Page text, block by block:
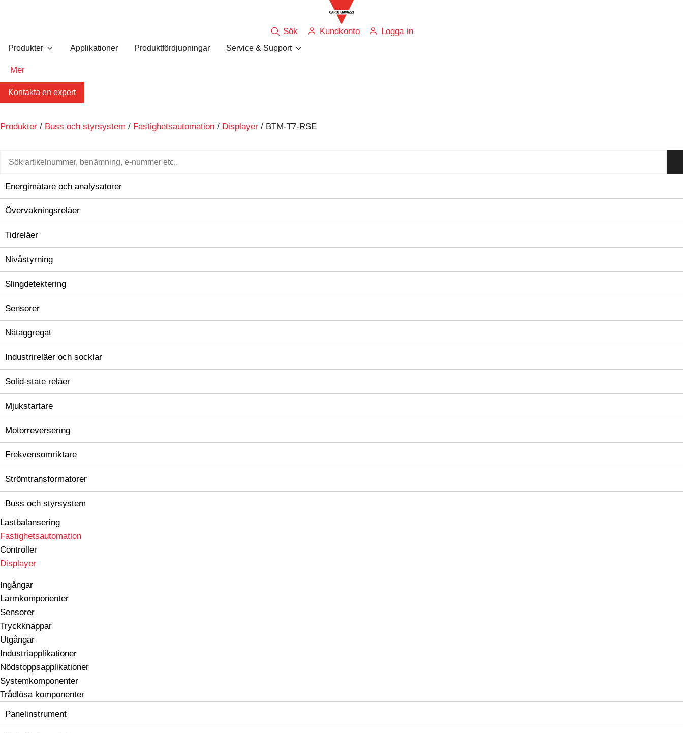
Sök Kundkonto Logga in
Produkter Applikationer Produktfördjupningar Service & Support
Mer
Kontakta en expert
Produkter / Buss och styrsystem / Fastighetsautomation / Displayer / BTM-T7-RSE
Energimätare och analysatorer
Övervakningsreläer
Tidreläer
Nivåstyrning
Slingdetektering
Sensorer
Nätaggregat
Industrireläer och socklar
Solid-state reläer
Mjukstartare
Motorreversering
Frekvensomriktare
Strömtransformatorer
Buss och styrsystem
Lastbalansering
Fastighetsautomation
Controller
Displayer
Ingångar
Larmkomponenter
Sensorer
Tryckknappar
Utgångar
Industriapplikationer
Nödstoppsapplikationer
Systemkomponenter
Trådlösa komponenter
Panelinstrument